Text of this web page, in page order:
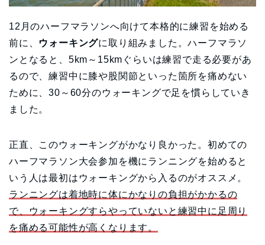
12月のハーフマラソンへ向けて本格的に練習を始める
前に、 ウォーキングに取り組みました。ハーフマラソ
ンとなると、5km～15kmぐらいは練習で走る必要があ
るので、練習中に膝や股関節といった箇所を痛めない
ために、30～60分のウォーキングで足を慣らしていき
ました。
正直、このウォーキングがかなり良かった。初めての
ハーフマラソン大会参加を機にランニングを始めると
いう人は最初はウォーキングから入るのがオススメ。
ランニングは着地時に体にかなりの負担がかかるの
で、ウォーキングすらやっていないと練習中に足周り
を痛める可能性が高くなります。